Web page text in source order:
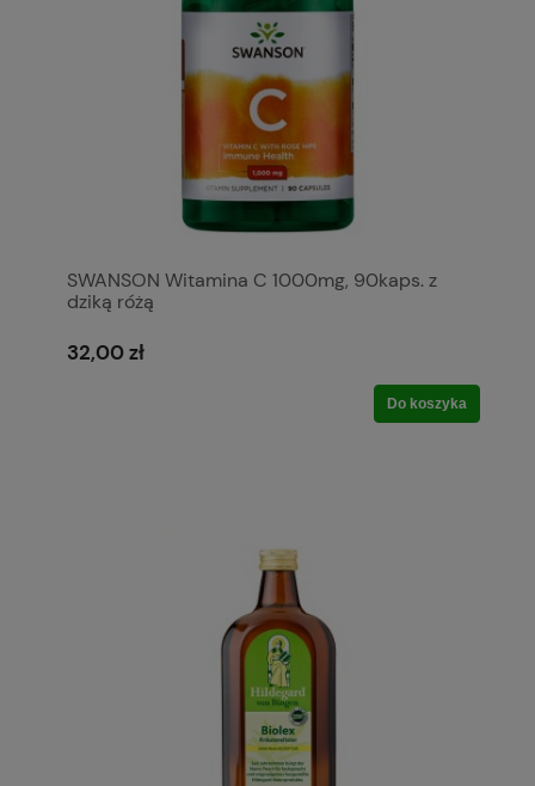
SWANSON Witamina C 1000mg, 90kaps. z
dziką różą
32,00 zł
Do koszyka